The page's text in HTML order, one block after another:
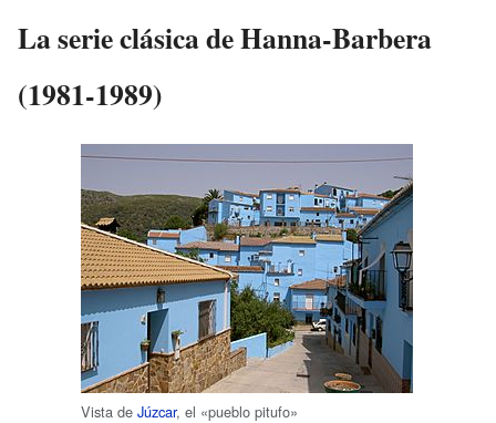
La serie clásica de Hanna-Barbera
(1981-1989)
Vista de Júzcar, el «pueblo pitufo»